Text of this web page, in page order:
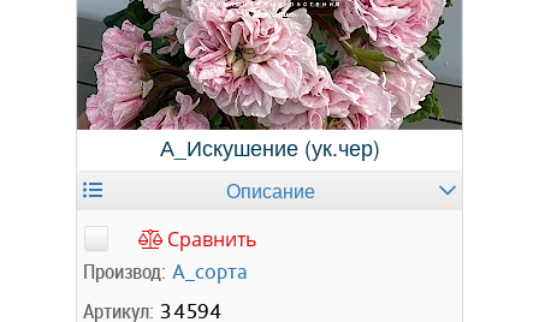
А_Искушение (ук.чер)
Описание
Сравнить
Производ: А_сорта
Артикул: 34594